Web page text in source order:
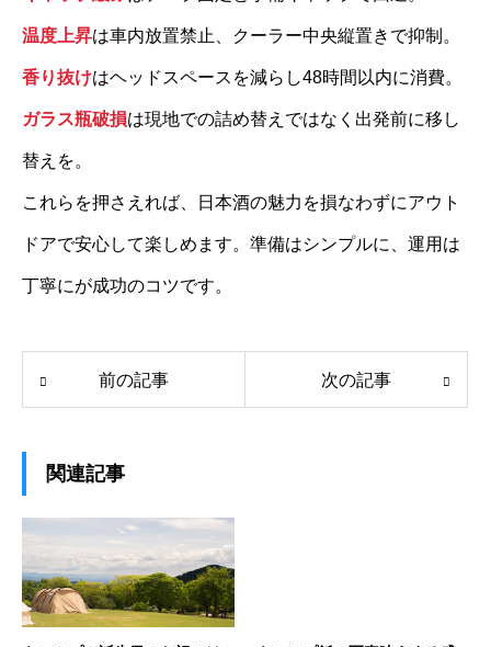
温度上昇は車内放置禁止、クーラー中央縦置きで抑制。
香り抜けはヘッドスペースを減らし48時間以内に消費。
ガラス瓶破損は現地での詰め替えではなく出発前に移し
替えを。
これらを押さえれば、日本酒の魅力を損なわずにアウト
ドアで安心して楽しめます。準備はシンプルに、運用は
丁寧にが成功のコツです。
前の記事 次の記事
関連記事